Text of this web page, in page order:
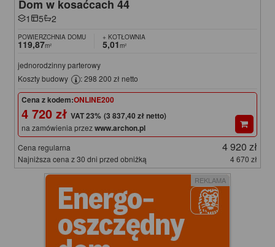
Dom w kosaćcach 44
1 5 2
POWIERZCHNIA DOMU
119,87m²
+ KOTŁOWNIA
5,01m²
jednorodzinny parterowy
Koszty budowy
: 298 200 zł netto
Cena z kodem:ONLINE200
4 720 zł (3 837,40 zł netto)
na zamówienia przezwww.archon.pl
Cena regularna 4 920 zł
Najniższa cena z 30 dni przed obniżką 4 670 zł
REKLAMA